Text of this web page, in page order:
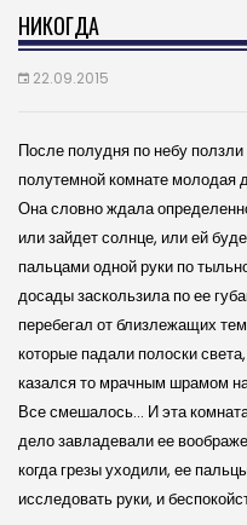
НИКОГДА
22.09.2015
После полудня по небу
полутемной комнате молодая
Она словно ждала
или зайдет солнце, или ей
пальцами одной руки по
досады заскользила по ее
перебегал от близлежащих
которые падали полоски
казался то мрачным шрамом
Все смешалось… И эта
дело завладевали ее
когда грезы уходили, ее
исследовать руки, и